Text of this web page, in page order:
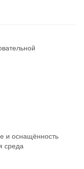
и оснащённость
среда